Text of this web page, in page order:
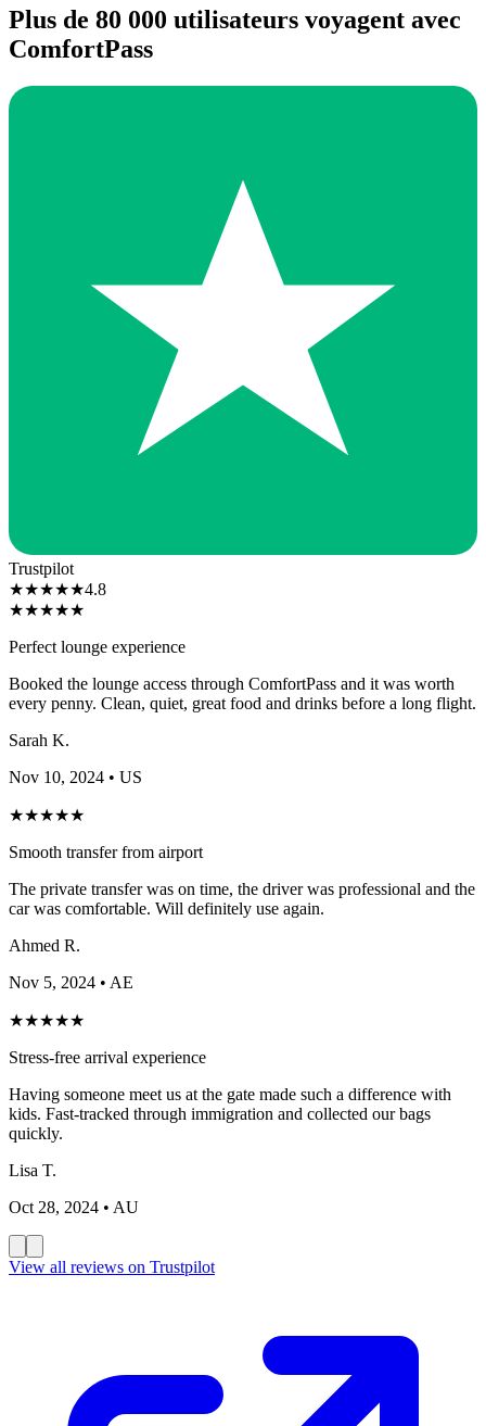
Plus de 80 000 utilisateurs voyagent avec
ComfortPass
Trustpilot
★★★★★4.8
★★★★★
Perfect lounge experience
Booked the lounge access through ComfortPass and it was worth
every penny. Clean, quiet, great food and drinks before a long flight.
Sarah K.
Nov 10, 2024 • US
★★★★★
Smooth transfer from airport
The private transfer was on time, the driver was professional and the
car was comfortable. Will definitely use again.
Ahmed R.
Nov 5, 2024 • AE
★★★★★
Stress-free arrival experience
Having someone meet us at the gate made such a difference with
kids. Fast-tracked through immigration and collected our bags
quickly.
Lisa T.
Oct 28, 2024 • AU
View all reviews on Trustpilot